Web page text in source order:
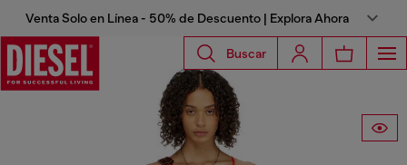
Venta Solo en Línea - 50% de Descuento | Explora Ahora
Buscar